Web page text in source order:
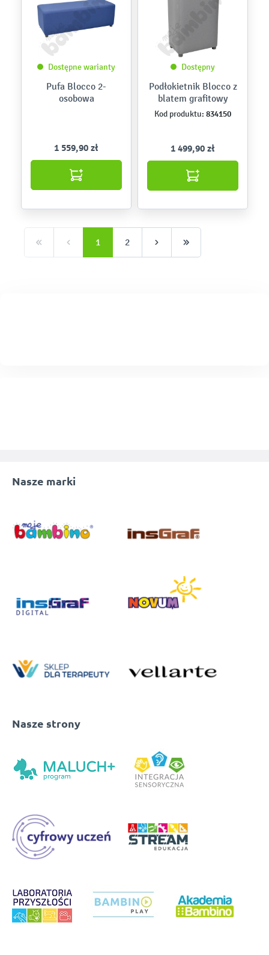
Dostępne warianty
Pufa Blocco 2-
osobowa
1 559,90 zł
Dostępny
Podłokietnik Blocco z
blatem grafitowy
Kod produktu: 834150
1 499,90 zł
1 2
Nasze marki
Nasze strony